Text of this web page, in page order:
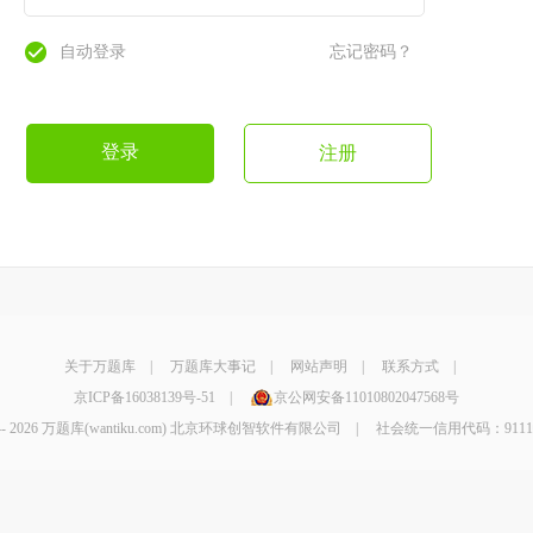
自动登录 忘记密码？
登录 注册
关于万题库| 万题库大事记| 网站声明 联系方式|
京ICP备16038139号-51
京公网安备11010802047568号
2026 万题库(wantiku.com) 北京环球创智软件有限公司 | 社会统一信用代码：